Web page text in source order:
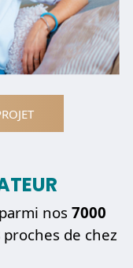
parmi nos 7000
proches de chez